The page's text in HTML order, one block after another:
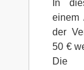
In
einem
der
50 €
Die